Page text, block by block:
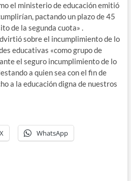
el ministerio de educación emitió
pactando un plazo de 45
de la segunda cuota» .
sobre el incumplimiento de lo
educativas «como grupo de
el seguro incumplimiento de lo
a quien sea con el fin de
a la educación digna de nuestros
X WhatsApp